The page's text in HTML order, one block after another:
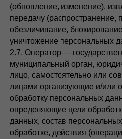
(обновление, изменение),
передачу (распространение,
обезличивание,
уничтожение персональных
2.7. Оператор —
муниципальный орган,
лицо, самостоятельно или
лицами организующие и/или
обработку персональных
определяющие цели
данных, состав
обработке, действия